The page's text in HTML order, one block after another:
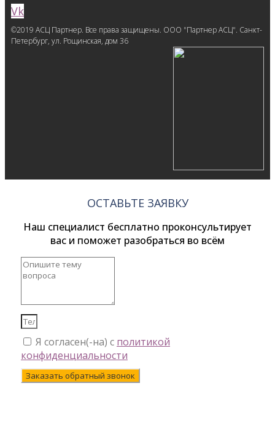
Vk
©2019 АСЦ Партнер. Все права защищены. ООО "Партнер АСЦ". Санкт-
Петербург, ул. Рощинская, дом 36
ОСТАВЬТЕ ЗАЯВКУ
Наш специалист бесплатно проконсультирует
вас и поможет разобраться во всём
Я согласен(-на) с политикой
конфиденциальности
Заказать обратный звонок